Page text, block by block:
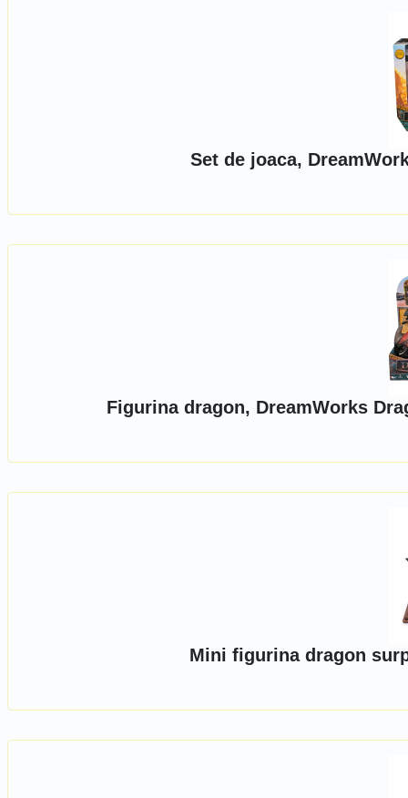
Set de joaca,
Figurina dragon, DreamWorks
Mini figurina dragon